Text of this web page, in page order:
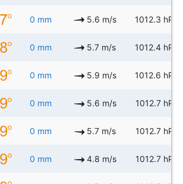
0 mm 5.6 m/s 1012.3 hPa
0 mm 5.7 m/s 1012.4 hPa
0 mm 5.9 m/s 1012.6 hPa
0 mm 5.6 m/s 1012.7 hPa
0 mm 5.7 m/s 1012.7 hPa
0 mm 4.8 m/s 1012.7 hPa